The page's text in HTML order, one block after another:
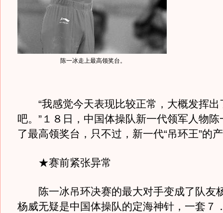
陈一冰走上最高领奖台。
“我感觉今天表现比较正常，大概发挥出
吧。”１８日，中国体操队新一代领军人物
了最高领奖台，只不过，新一代“吊环王”的
★赛前紧张异常
陈一冰吊环决赛的最大对手变成了队友
杨威无疑是中国体操队的定海神针，一套７